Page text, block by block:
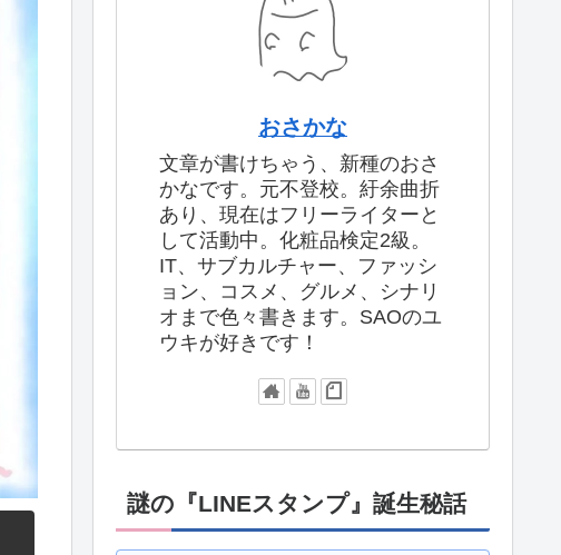
おさかな
文章が書けちゃう、新種のおさ
かなです。元不登校。紆余曲折
あり、現在はフリーライターと
して活動中。化粧品検定2級。
IT、サブカルチャー、ファッシ
ョン、コスメ、グルメ、シナリ
オまで色々書きます。SAOのユ
ウキが好きです！
謎の『LINEスタンプ』誕生秘話